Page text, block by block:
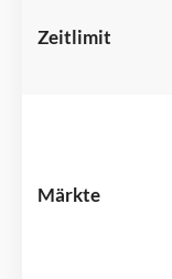
Zeitlimit
Märkte